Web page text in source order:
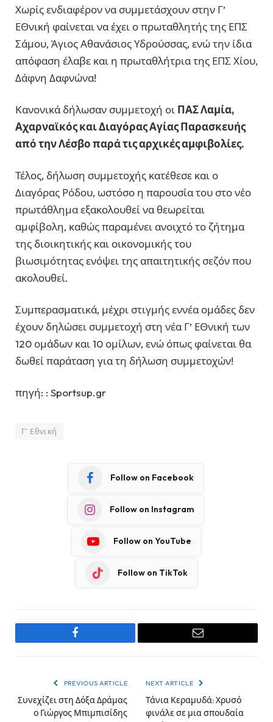
Χωρίς ενδιαφέρον να συμμετάσχουν στην Γ’
ΕΘνική φαίνεται να έχει ο πρωταθλητής της ΕΠΣ
Σάμου, Άγιος Αθανάσιος Υδρούσσας, ενώ την ίδια
απόφαση έλαβε και η πρωταθλήτρια της ΕΠΣ Χίου,
Δάφνη Δαφνώνα!
Κανονικά δήλωσαν συμμετοχή οι ΠΑΣ Λαμία,
Αχαρναϊκός και Διαγόρας Αγίας Παρασκευής
από την Λέσβο παρά τις αρχικές αμφιβολίες.
Τέλος, δήλωση συμμετοχής κατέθεσε και ο
Διαγόρας Ρόδου, ωστόσο η παρουσία του στο νέο
πρωτάθλημα εξακολουθεί να θεωρείται
αμφίβολη, καθώς παραμένει ανοιχτό το ζήτημα
της διοικητικής και οικονομικής του
βιωσιμότητας ενόψει της απαιτητικής σεζόν που
ακολουθεί.
Συμπερασματικά, μέχρι στιγμής εννέα ομάδες δεν
έχουν δηλώσει συμμετοχή στη νέα Γ’ ΕΘνική των
120 ομάδων και 10 ομίλων, ενώ όπως φαίνεται θα
δωθεί παράταση για τη δήλωση συμμετοχών!
πηγή: : Sportsup.gr
Γ' Εθνική
Follow on Facebook
Follow on Instagram
Follow on YouTube
Follow on TikTok
Facebook Email
PREVIOUS ARTICLE
Συνεχίζει στη Δόξα Δράμας
ο Γιώργος Μπιμπισίδης
NEXT ARTICLE
Τάνια Κεραμυδά: Χρυσό
φινάλε σε μια σπουδαία